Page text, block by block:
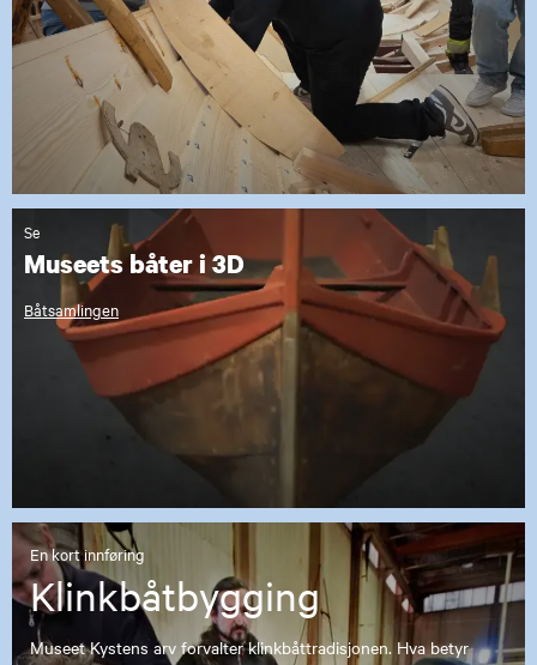
Se
Museets båter i 3D
Båtsamlingen
En kort innføring
Klinkbåtbygging
Museet Kystens arv forvalter klinkbåttradisjonen. Hva betyr